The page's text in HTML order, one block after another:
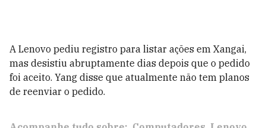
A Lenovo pediu registro para listar ações em Xangai,
mas desistiu abruptamente dias depois que o pedido
foi aceito. Yang disse que atualmente não tem planos
de reenviar o pedido.